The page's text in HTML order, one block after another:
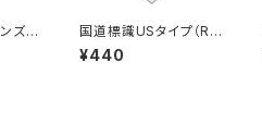
ズス
国道標識USタイプ（RO
UTE）ステッカー 130号
線
¥440